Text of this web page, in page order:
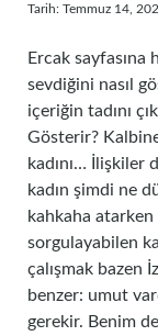
Tarih: Temmuz 14,
Ercak sayfasına
sevdiğini nasıl
içeriğin tadını
Gösterir?
kadını… İlişkiler
kadın şimdi ne
kahkaha atarken
sorgulayabilen
çalışmak bazen
benzer: umut
gerekir. Benim